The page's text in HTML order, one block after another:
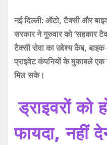
नई दिल्ली: ऑटो, टैक्सी और
सरकार ने गुरुवार को ‘सहकार
टैक्सी सेवा का उद्देश्य कैब,
प्राइवेट कंपनियों के मुकाबले एक
मिल सके।
ड्राइवरों को
फायदा, नहीं